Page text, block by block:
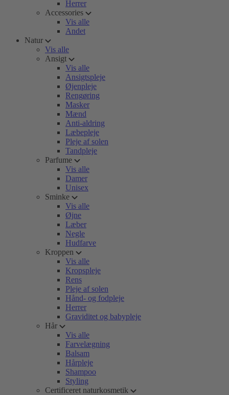
Herrer
Accessories
Vis alle
Andet
Natur
Vis alle
Ansigt
Vis alle
Ansigtspleje
Øjenpleje
Rengøring
Masker
Mænd
Anti-aldring
Læbepleje
Pleje af solen
Tandpleje
Parfume
Vis alle
Damer
Unisex
Sminke
Vis alle
Øjne
Læber
Negle
Hudfarve
Kroppen
Vis alle
Kropspleje
Rens
Pleje af solen
Hånd- og fodpleje
Herrer
Graviditet og babypleje
Hår
Vis alle
Farvelægning
Balsam
Hårpleje
Shampoo
Styling
Certificeret naturkosmetik